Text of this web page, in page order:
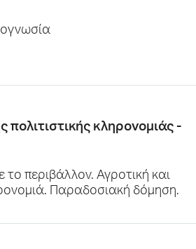
πολιτιστικής κληρονομιάς -
περιβάλλον. Αγροτική και
Παραδοσιακή δόμηση.